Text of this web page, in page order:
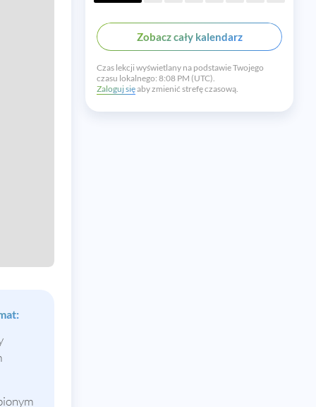
Zobacz cały kalendarz
Czas lekcji wyświetlany na podstawie Twojego
czasu lokalnego: 8:08 PM (UTC).
Zaloguj sięaby zmienić strefę czasową.